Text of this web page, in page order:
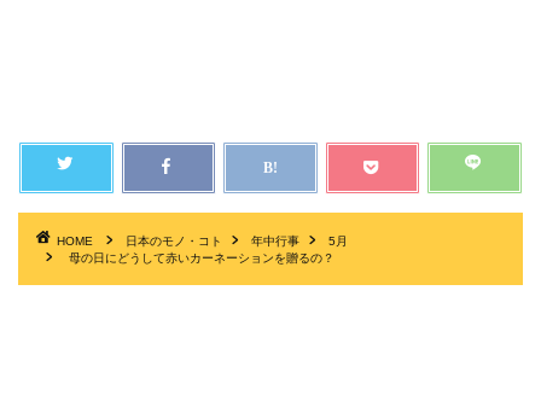
HOME 日本のモノ・コト 年中行事
5月
母の日にどうして赤いカーネーションを贈るの？